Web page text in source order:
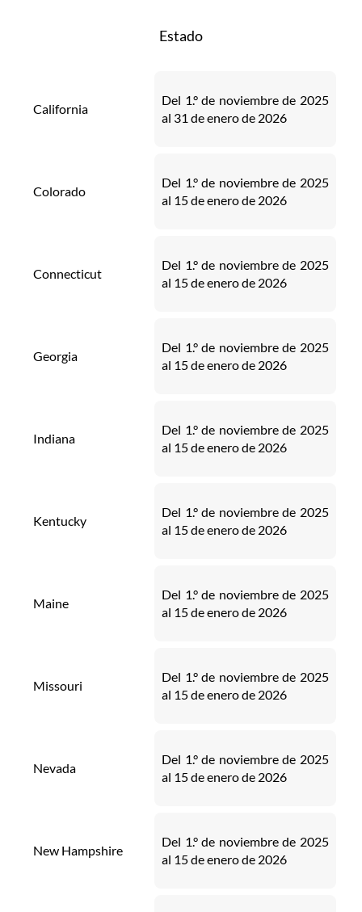
Estado
California
Del 1.° de noviembre de 2025
al 31 de enero de 2026
Colorado
Del 1.° de noviembre de 2025
al 15 de enero de 2026
Connecticut
Del 1.° de noviembre de 2025
al 15 de enero de 2026
Georgia
Del 1.° de noviembre de 2025
al 15 de enero de 2026
Indiana
Del 1.° de noviembre de 2025
al 15 de enero de 2026
Kentucky
Del 1.° de noviembre de 2025
al 15 de enero de 2026
Maine
Del 1.° de noviembre de 2025
al 15 de enero de 2026
Missouri
Del 1.° de noviembre de 2025
al 15 de enero de 2026
Nevada
Del 1.° de noviembre de 2025
al 15 de enero de 2026
New Hampshire
Del 1.° de noviembre de 2025
al 15 de enero de 2026